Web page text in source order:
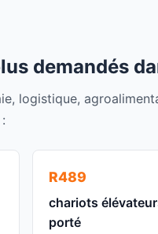
demandés
logistique,
R489
chariots
porté